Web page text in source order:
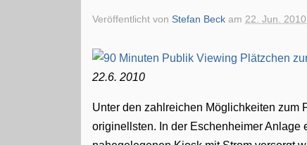
Veröffentlicht vonStefan Beck am 22. Jun.
22.6. 2010
Unter den zahlreichen Möglichkeiten zum
originellsten. In der Eschenheimer Anlage